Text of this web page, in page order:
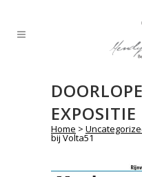
Home >
bij Volta51